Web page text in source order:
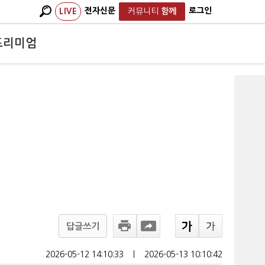
LIVE 전자신문 커뮤니티 함께 로그인
리미엄
답글쓰기
2026-05-12 14:10:33 2026-05-13 10:10:42